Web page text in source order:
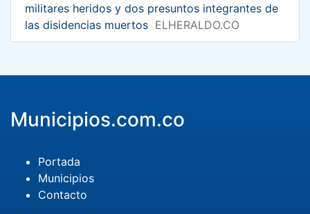
militares heridos y dos presuntos integrantes de
las disidencias muertos ELHERALDO.CO
Municipios.com.co
Portada
Municipios
Contacto